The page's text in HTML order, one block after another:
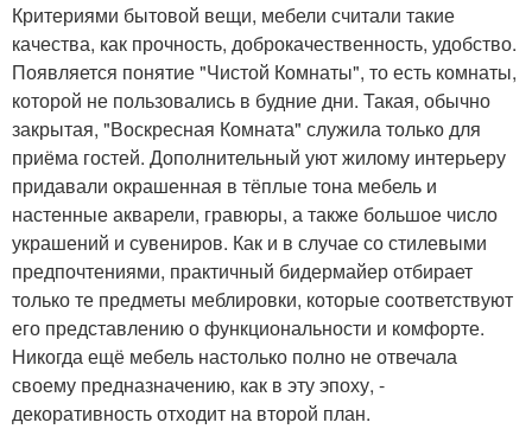
Критериями бытовой вещи, мебели считали такие
качества, как прочность, доброкачественность, удобство.
Появляется понятие "Чистой Комнаты", то есть комнаты,
которой не пользовались в будние дни. Такая, обычно
закрытая, "Воскресная Комната" служила только для
приёма гостей. Дополнительный уют жилому интерьеру
придавали окрашенная в тёплые тона мебель и
настенные акварели, гравюры, а также большое число
украшений и сувениров. Как и в случае со стилевыми
предпочтениями, практичный бидермайер отбирает
только те предметы меблировки, которые соответствуют
его представлению о функциональности и комфорте.
Никогда ещё мебель настолько полно не отвечала
своему предназначению, как в эту эпоху, -
декоративность отходит на второй план.